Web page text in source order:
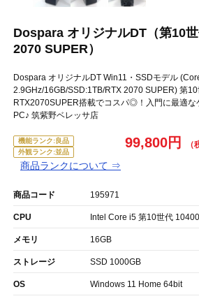
Dospara オリジナルDT（第10
2070 SUPER）
Dospara オリジナルDT Win11・SSDモデル
2.9GHz/16GB/SSD:1TB/RTX 2070 SUPER) 第
RTX2070SUPER搭載でコスパ◎！入門に最適な
PC♪ 筑紫野ベレッサ店
機能ランク:良品
外観ランク:並品
商品ランクについて ⇒
99,800円
商品コード 195971
CPU Intel Core i5 第10世代
メモリ 16GB
ストレージ SSD 1000GB
OS Windows 11 Home 64bit